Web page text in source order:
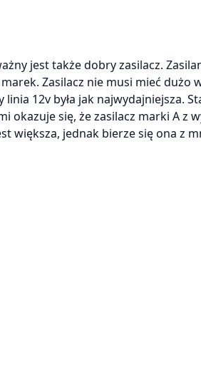
jest także dobry zasilacz.
Zasilacz nie musi mieć dużo
12v była jak najwydajniejsza.
okazuje się, że zasilacz marki A z
większa, jednak bierze się ona z